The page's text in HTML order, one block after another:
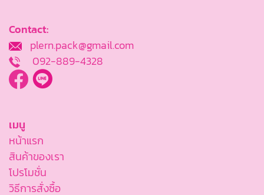
Contact:
plern.pack@gmail.com
092-889-4328
เมนู
หน้าแรก
สินค้าของเรา
โปรโมชั่น
วิธีการสั่งซื้อ